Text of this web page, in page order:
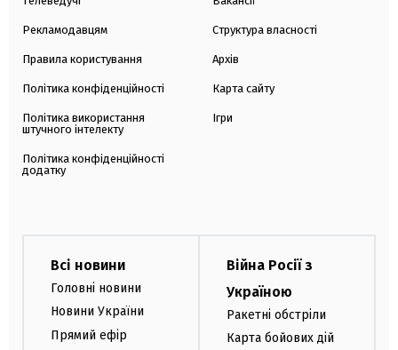
Рекламодавцям
Правила користування
Політика конфіденційності
Політика використання
штучного інтелекту
Політика конфіденційності
додатку
Структура власності
Архів
Карта сайту
Ігри
Всі новини
Головні новини
Новини України
Прямий ефір
Війна Росії з
Україною
Ракетні обстріли
Карта бойових дій